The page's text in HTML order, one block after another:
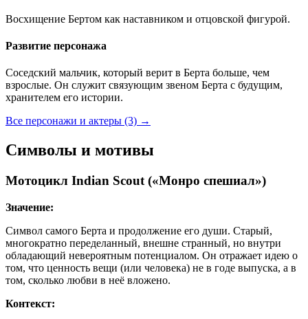
Восхищение Бертом как наставником и отцовской фигурой.
Развитие персонажа
Соседский мальчик, который верит в Берта больше, чем
взрослые. Он служит связующим звеном Берта с будущим,
хранителем его истории.
Все персонажи и актеры (3) →
Символы и мотивы
Мотоцикл Indian Scout («Монро спешиал»)
Значение:
Символ самого Берта и продолжение его души. Старый,
многократно переделанный, внешне странный, но внутри
обладающий невероятным потенциалом. Он отражает идею о
том, что ценность вещи (или человека) не в годе выпуска, а в
том, сколько любви в неё вложено.
Контекст: